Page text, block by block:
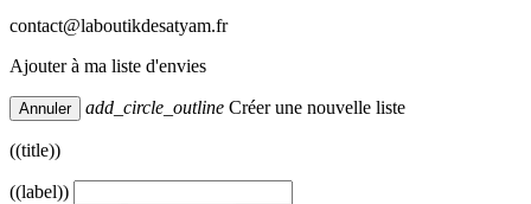
contact@laboutikdesatyam.fr
Ajouter à ma liste d'envies
Annuler add_circle_outline Créer une nouvelle liste
((title))
((label))